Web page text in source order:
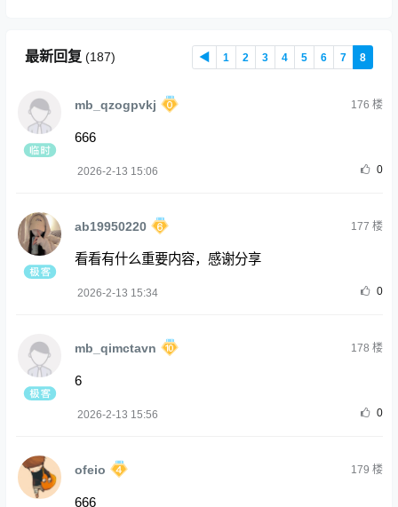
最新回复 (187) ◀ 1 2 3 4 5 6 7 8
mb_qzogpvkj 176 楼
666
2026-2-13 15:06 0
ab19950220 177 楼
看看有什么重要内容，感谢分享
2026-2-13 15:34 0
mb_qimctavn 178 楼
6
2026-2-13 15:56 0
ofeio 179 楼
666